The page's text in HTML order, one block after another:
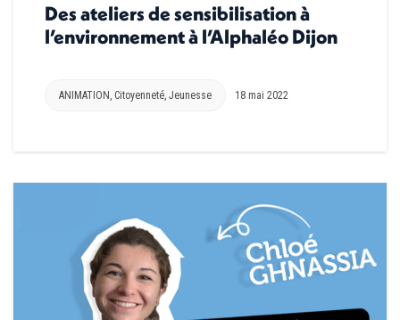
Des ateliers de sensibilisation à
l’environnement à l’Alphaléo Dijon
ANIMATION , Citoyenneté, Jeunesse 18 mai 2022